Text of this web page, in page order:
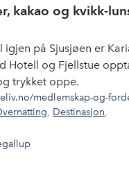
kakao og kvikk-
igjen på Sjusjøen er
Hotell og Fjellstue
trykket oppe.
medlemskap-og-
, Destinasjon,